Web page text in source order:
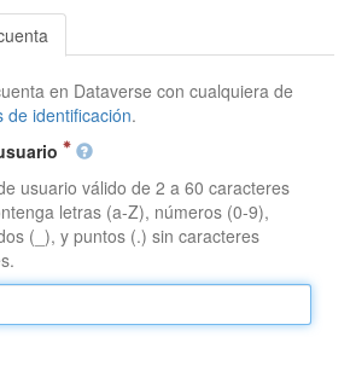
en Dataverse con cualquiera de
de identificación.
usuario válido de 2 a 60 caracteres
letras (a-Z), números (0-9),
(_), y puntos (.) sin caracteres